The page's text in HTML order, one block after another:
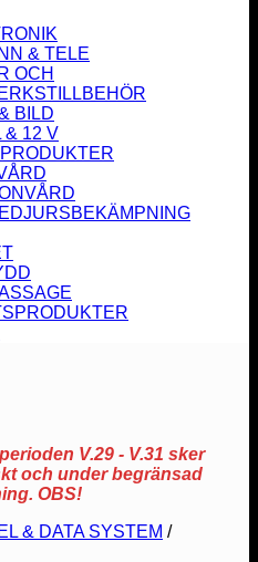
& TELE
OCH
BILD
& 12 V
V.29 - V.31 sker
och under begränsad
OBS!
& DATA SYSTEM /